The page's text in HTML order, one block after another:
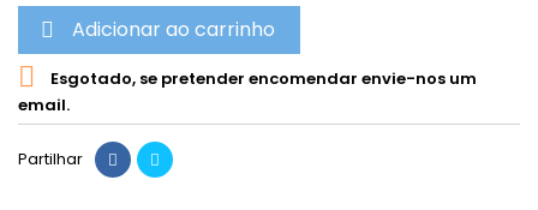
 Adicionar ao carrinho

Esgotado, se pretender encomendar envie-nos um
email.
Partilhar